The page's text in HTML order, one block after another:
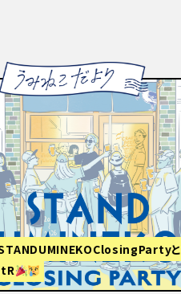
2026.07.15
【関西視察】東京から大阪